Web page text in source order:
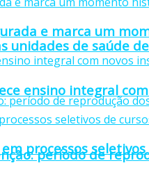
unidades de saúde
período de
e marca um
ensino integral
processos